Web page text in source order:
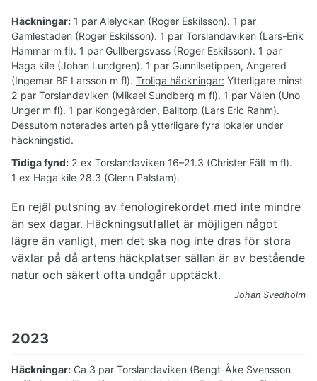
Häckningar: 1 par Alelyckan (Roger Eskilsson). 1 par
Gamlestaden (Roger Eskilsson). 1 par Torslandaviken (Lars-Erik
Hammar m fl). 1 par Gullbergsvass (Roger Eskilsson). 1 par
Haga kile (Johan Lundgren). 1 par Gunnilsetippen, Angered
(Ingemar BE Larsson m fl). Troliga häckningar: Ytterligare minst
2 par Torslandaviken (Mikael Sundberg m fl). 1 par Välen (Uno
Unger m fl). 1 par Kongegården, Balltorp (Lars Eric Rahm).
Dessutom noterades arten på ytterligare fyra lokaler under
häckningstid.
Tidiga fynd: 2 ex Torslandaviken 16–21.3 (Christer Fält m fl).
1 ex Haga kile 28.3 (Glenn Palstam).
En rejäl putsning av fenologirekordet med inte mindre
än sex dagar. Häckningsutfallet är möjligen något
lägre än vanligt, men det ska nog inte dras för stora
växlar på då artens häckplatser sällan är av bestående
natur och säkert ofta undgår upptäckt.
Johan Svedholm
2023
Häckningar: Ca 3 par Torslandaviken (Bengt-Åke Svensson